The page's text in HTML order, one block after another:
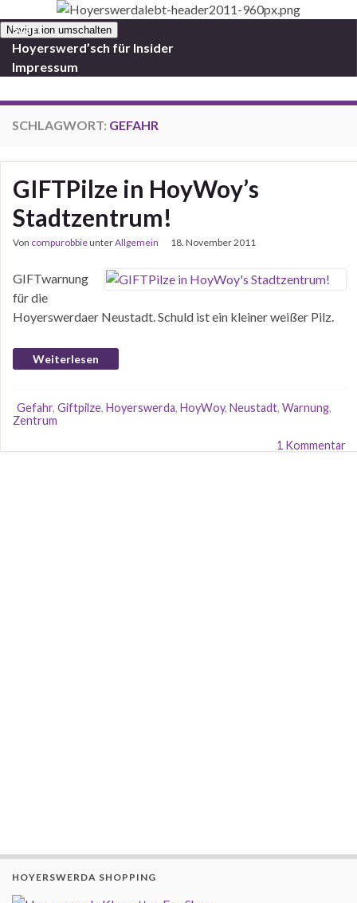
Navigation umschalten
Start
Hoyerswerd’sch für Insider
Impressum
SCHLAGWORT: GEFAHR
GIFTPilze in HoyWoy’s
Stadtzentrum!
Von compurobbieunterAllgemein 18. November 2011
GIFTwarnung
für die
Hoyerswerdaer Neustadt. Schuld ist ein kleiner weißer Pilz.
Weiterlesen
Gefahr, Giftpilze, Hoyerswerda, HoyWoy, Neustadt, Warnung,
Zentrum
1 Kommentar
HOYERSWERDA SHOPPING